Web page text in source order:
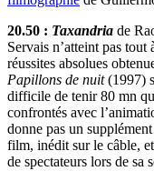
20.50 : Taxandria de
Servais n’atteint pas
réussites absolues
Papillons de nuit(1997)
difficile de tenir 80 mn
confrontés avec
donne pas un
film, inédit sur le câble,
de spectateurs lors de sa